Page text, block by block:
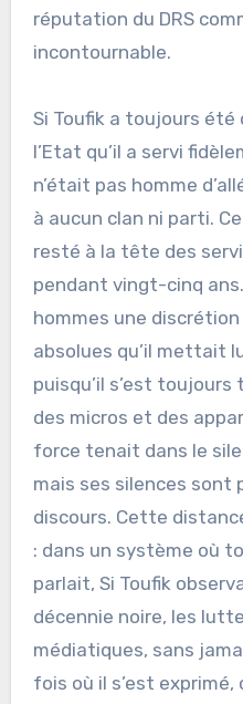
réputation du DRS
incontournable.
Si Toufik a toujours été
l’Etat qu’il a servi
n’était pas homme
à aucun clan ni parti.
resté à la tête des
pendant vingt-cinq
hommes une
absolues qu’il mettait
puisqu’il s’est
des micros et des
force tenait dans le
mais ses silences sont
discours. Cette
: dans un système où
parlait, Si Toufik
décennie noire, les
médiatiques, sans
fois où il s’est exprimé,